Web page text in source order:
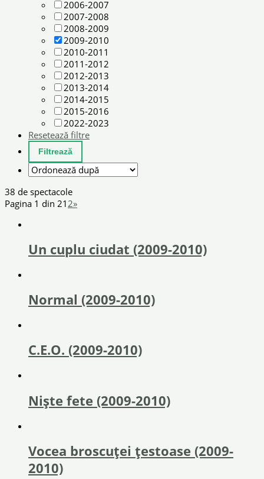
2006-2007
2007-2008
2008-2009
2009-2010
2010-2011
2011-2012
2012-2013
2013-2014
2014-2015
2015-2016
2022-2023
Resetează filtre
38 de spectacole
Pagina 1 din 21 2»
Un cuplu ciudat (2009-2010)
Normal (2009-2010)
C.E.O. (2009-2010)
Nişte fete (2009-2010)
Vocea broscuței țestoase (2009-
2010)